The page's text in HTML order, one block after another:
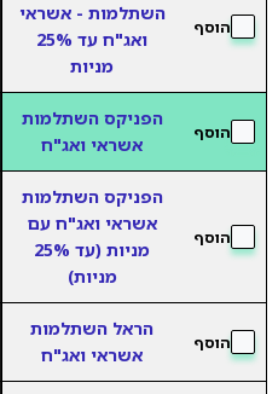
הוסף
השתלמות - אשראי
ואג"ח עד 25%
מניות
הוסף
הפניקס השתלמות
אשראי ואג"ח
הוסף
הפניקס השתלמות
אשראי ואג"ח עם
מניות (עד 25%
מניות)
הוסף
הראל השתלמות
אשראי ואג"ח